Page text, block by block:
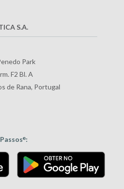
S.A.
Park
F2 Bl. A
de Rana, Portugal
®: